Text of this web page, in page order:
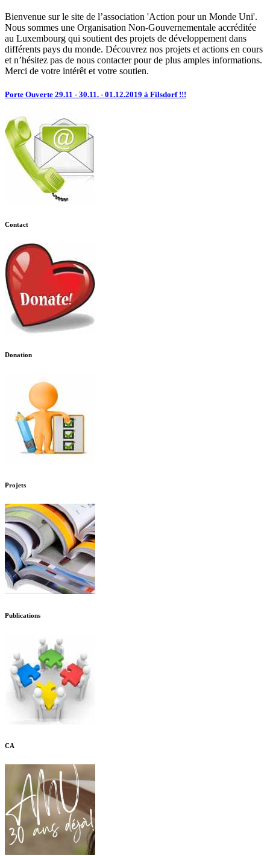
Bienvenue sur le site de l’association 'Action pour un Monde Uni'.
Nous sommes une Organisation Non-Gouvernementale accréditée
au Luxembourg qui soutient des projets de développement dans
différents pays du monde. Découvrez nos projets et actions en cours
et n’hésitez pas de nous contacter pour de plus amples informations.
Merci de votre intérêt et votre soutien.
Porte Ouverte 29.11 - 30.11. - 01.12.2019 à Filsdorf !!!
Contact
Donation
Projets
Publications
CA